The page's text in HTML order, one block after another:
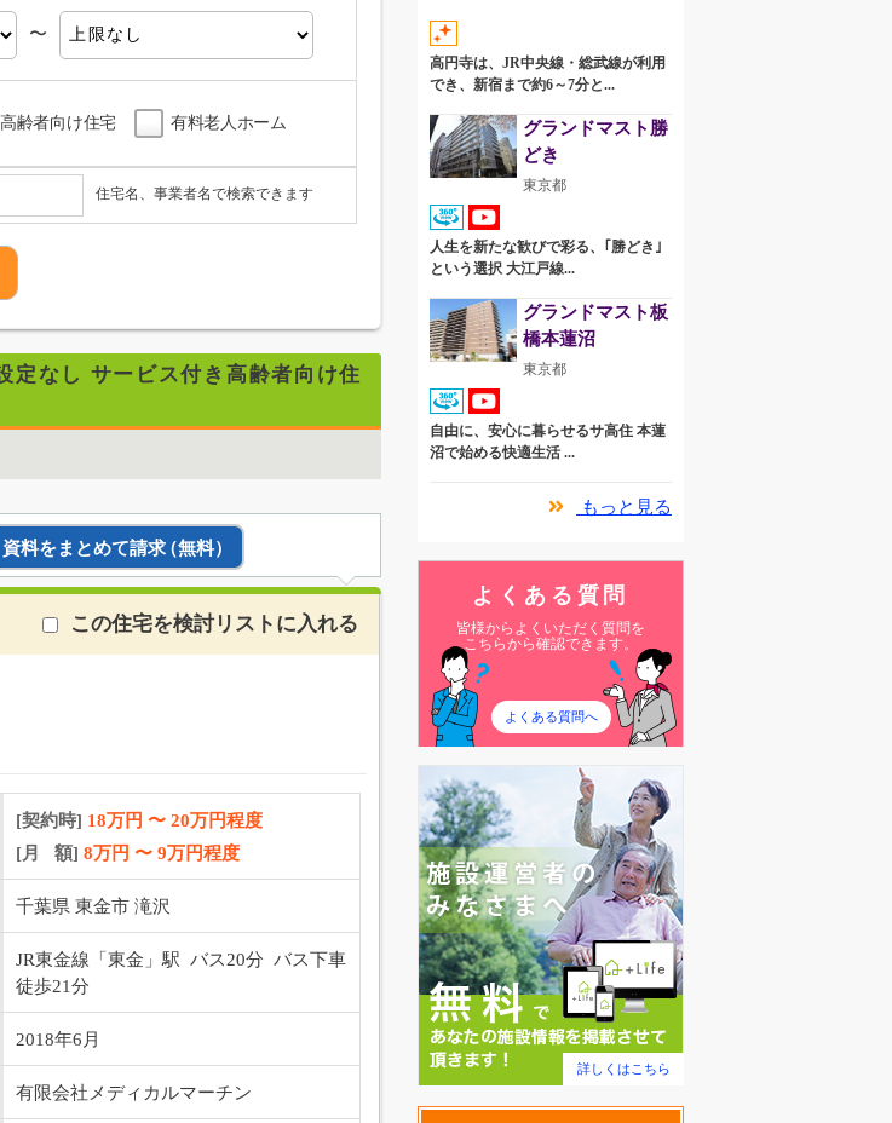
〜
齢者向け住宅 有料老人ホーム
住宅名、事業者名で検索できます
定なし サービス付き高齢者向け住
資料をまとめて請求（無料）
この住宅を検討リストに入れる
[契約時] 18万円 〜 20万円程度
[月 額] 8万円 〜 9万円程度
千葉県 東金市 滝沢
JR東金線「東金」駅 バス20分 バス下車
徒歩21分
2018年6月
有限会社メディカルマーチン
高円寺は、JR中央線・総武線が利用
でき、新宿まで約6～7分と...
グランドマスト勝
どき
東京都
人生を新たな歓びで彩る、｢勝どき｣
という選択 大江戸線...
グランドマスト板
橋本蓮沼
東京都
自由に、安心に暮らせるサ高住 本蓮
沼で始める快適生活 ...
もっと見る
よくある質問
皆様からよくいただく質問を
こちらから確認できます。
よくある質問へ
詳しくはこちら